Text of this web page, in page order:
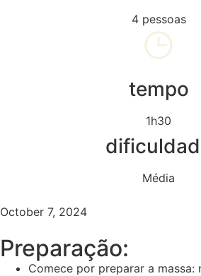
4 pessoas
tempo
1h30
Média
October 7, 2024
Preparação:
Comece por preparar a massa: